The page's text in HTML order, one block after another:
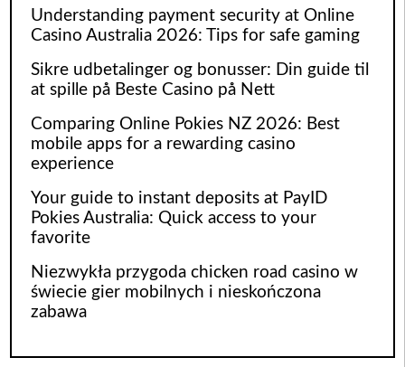
Understanding payment security at Online
Casino Australia 2026: Tips for safe gaming
Sikre udbetalinger og bonusser: Din guide til
at spille på Beste Casino på Nett
Comparing Online Pokies NZ 2026: Best
mobile apps for a rewarding casino
experience
Your guide to instant deposits at PayID
Pokies Australia: Quick access to your
favorite
Niezwykła przygoda chicken road casino w
świecie gier mobilnych i nieskończona
zabawa